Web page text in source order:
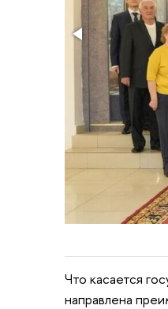
Что касается
направлена